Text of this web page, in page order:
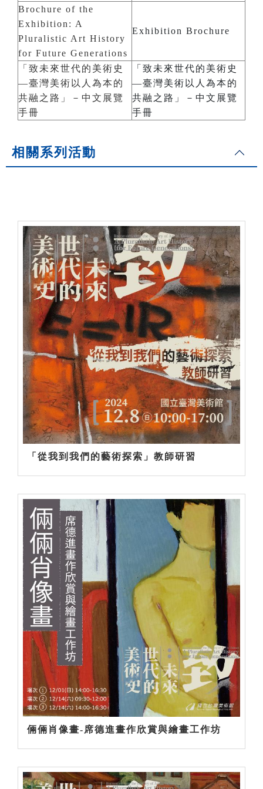
Brochure of the
Exhibition: A
Pluralistic Art History
for Future Generations
Exhibition Brochure
「致未來世代的美術史
—臺灣美術以人為本的
共融之路」－中文展覽
手冊
「致未來世代的美術史
—臺灣美術以人為本的
共融之路」－中文展覽
手冊
相關系列活動
「從我到我們的藝術探索」教師研習
倆倆肖像畫-席德進畫作欣賞與繪畫工作坊